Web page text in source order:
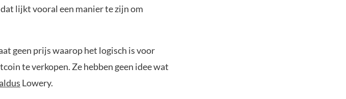
lijkt vooral een manier te zijn om
geen prijs waarop het logisch is voor
te verkopen. Ze hebben geen idee wat
Lowery.